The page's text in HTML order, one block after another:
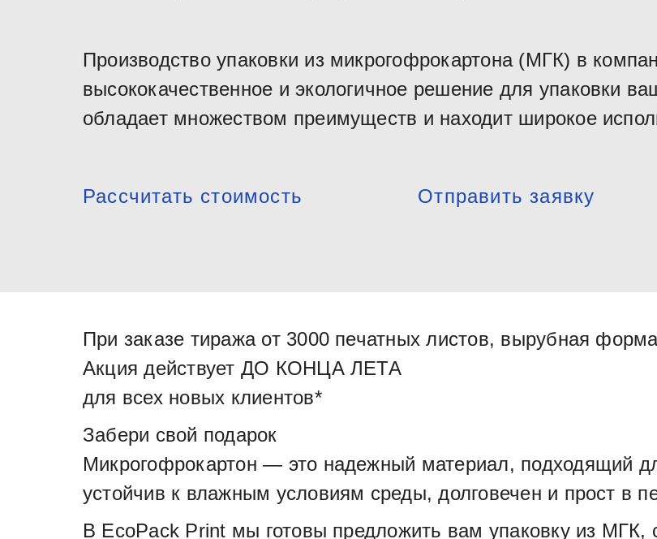
Производство упаковки из микрогофрокартона (МГК) в
высококачественное и экологичное решение для упаковки
обладает множеством преимуществ и находит широкое
Рассчитать стоимость Отправить заявку
При заказе тиража от 3000 печатных листов, вырубная
Акция действует ДО КОНЦА ЛЕТА
для всех новых клиентов*
Забери свой подарок
Микрогофрокартон — это надежный материал, подходящий
устойчив к влажным условиям среды, долговечен и прост в
В EcoPack Print мы готовы предложить вам упаковку из МГК,